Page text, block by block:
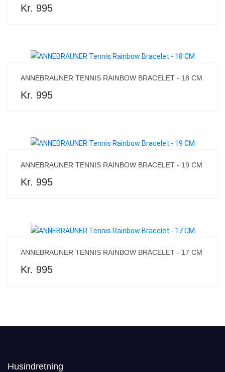
Kr. 995
ANNEBRAUNER TENNIS RAINBOW BRACELET - 18 CM
Kr. 995
ANNEBRAUNER TENNIS RAINBOW BRACELET - 19 CM
Kr. 995
ANNEBRAUNER TENNIS RAINBOW BRACELET - 17 CM
Kr. 995
Husindretning